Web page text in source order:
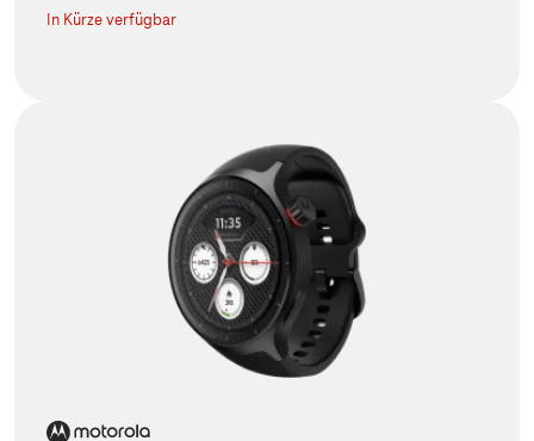
In Kürze verfügbar